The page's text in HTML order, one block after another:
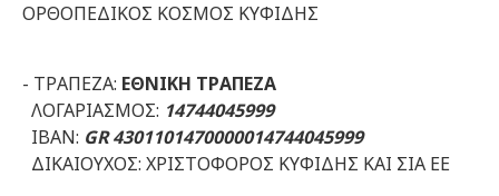
ΟΡΘΟΠΕΔΙΚΟΣ ΚΟΣΜΟΣ ΚΥΦΙΔΗΣ
- ΤΡΑΠΕΖΑ: ΕΘΝΙΚΗ ΤΡΑΠΕΖΑ
ΛΟΓΑΡΙΑΣΜΟΣ: 14744045999
ΙΒΑΝ: GR 4301101470000014744045999
ΔΙΚΑΙΟΥΧΟΣ: ΧΡΙΣΤΟΦΟΡΟΣ ΚΥΦΙΔΗΣ ΚΑΙ ΣΙΑ ΕΕ